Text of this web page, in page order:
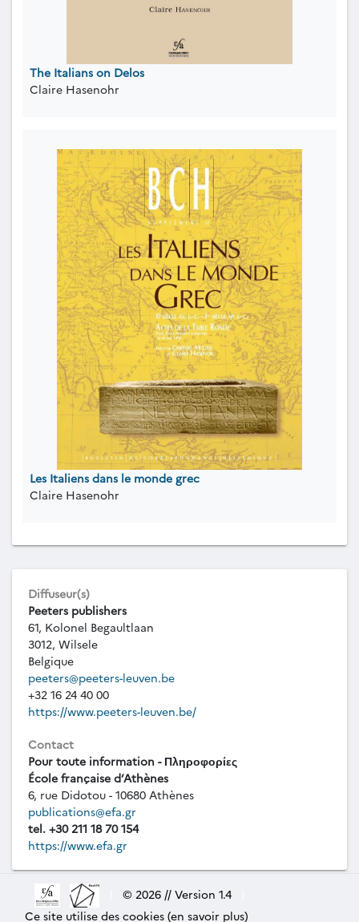
The Italians on Delos
Claire Hasenohr
Les Italiens dans le monde grec
Claire Hasenohr
Diffuseur(s)
Peeters publishers
61, Kolonel Begaultlaan
3012, Wilsele
Belgique
peeters@peeters-leuven.be
+32 16 24 40 00
https://www.peeters-leuven.be/
Contact
Pour toute information - Πληροφορίες
École française d’Athènes
6, rue Didotou - 10680 Athènes
publications@efa.gr
tel. +30 211 18 70 154
https://www.efa.gr
© 2026 // Version 1.4
Ce site utilise des cookies (en savoir plus)